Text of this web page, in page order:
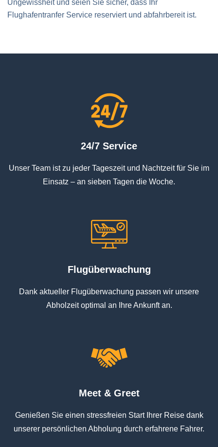
Ungewissheit und seien Sie sicher, dass Ihr
Flughafentranfer Service reserviert und abfahrbereit ist.
24/7 Service
Unser Team ist zu jeder Tageszeit und Nachtzeit für Sie im
Einsatz – an sieben Tagen die Woche.
Flugüberwachung
Dank aktueller Flugüberwachung passen wir unsere
Abholzeit optimal an Ihre Ankunft an.
Meet & Greet
Genießen Sie einen stressfreien Start Ihrer Reise dank
unserer persönlichen Abholung durch erfahrene Fahrer.